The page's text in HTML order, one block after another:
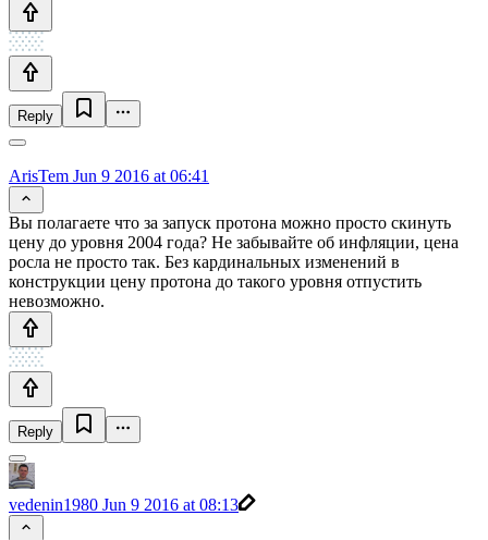
Reply
ArisTem Jun 9 2016 at 06:41
Вы полагаете что за запуск протона можно просто скинуть
цену до уровня 2004 года? Не забывайте об инфляции, цена
росла не просто так. Без кардинальных изменений в
конструкции цену протона до такого уровня отпустить
невозможно.
Reply
vedenin1980 Jun 9 2016 at 08:13